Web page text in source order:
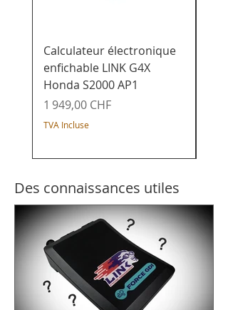
Calculateur électronique
enfichable LINK G4X
Honda S2000 AP1
Prix
1 949,00 CHF
TVA Incluse
Des connaissances utiles